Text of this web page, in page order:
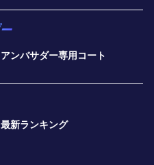
アンバサダー専用コート
最新ランキング